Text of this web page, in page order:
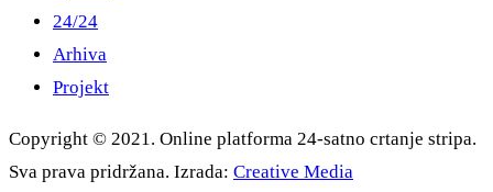
24/24
Arhiva
Projekt
Copyright © 2021. Online platforma 24-satno crtanje stripa.
Sva prava pridržana. Izrada: Creative Media